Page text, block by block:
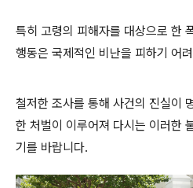
특히 고령의 피해자를 대상으로 한
행동은 국제적인 비난을 피하기 어
철저한 조사를 통해 사건의 진실이
한 처벌이 이루어져 다시는 이러한
기를 바랍니다.